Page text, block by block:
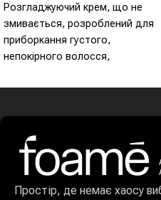
Розгладжуючий крем, що не
змивається, розроблений для
приборкання густого,
непокірного волосся,
структуру та захищаючи від
Простір, де немає хаосу